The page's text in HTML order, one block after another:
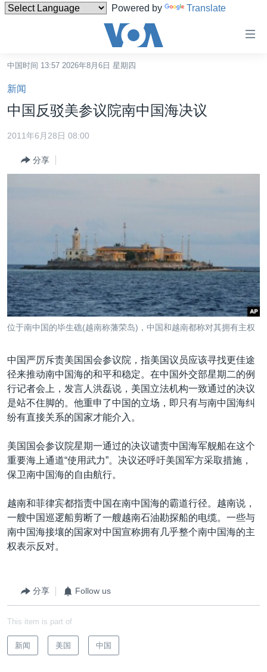
Powered by Translate
碍
链
接
转
容
转
到
检
索
港澳
欧洲
非洲
美洲
经济·金融·贸易
人权·法律·宗教
科教·文娱·体健
军事
劳工
白宫要闻
国会报道
美中关系
埃博拉疫情
美国之音专访
重要讲话与声明
台海两岸关系
南中国海争端
关注西藏
GEN Z 看美国
VOA视频
VOA今日焦点
中文广播
中国时间 13:57 2026年8月6日 星期四
新闻
中国反驳美参议院南中国海决议
2011年6月28日 08:00
分享
位于南中国的毕生礁(越南称藩荣岛)，中国和越南都称对其拥有主权
中国严厉斥责美国国会参议院，指美国议员应该寻找更佳途
径来推动南中国海的和平和稳定。在中国外交部星期二的例
行记者会上，发言人洪磊说，美国立法机构一致通过的决议
是站不住脚的。他重申了中国的立场，即只有与南中国海纠
纷有直接关系的国家才能介入。
美国国会参议院星期一通过的决议谴责中国海军舰船在这个
重要海上通道“使用武力”。决议还呼吁美国军方采取措施，
保卫南中国海的自由航行。
越南和菲律宾都指责中国在南中国海的霸道行径。越南说，
一艘中国巡逻船剪断了一艘越南石油勘探船的电缆。一些与
南中国海接壤的国家对中国宣称拥有几乎整个南中国海的主
权表示反对。
分享 Follow us
This item is part of
新闻 美国 中国